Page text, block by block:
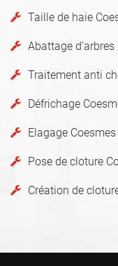
Taille de haie
Abattage
Traitement anti
Défrichage
Elagage
Pose de cloture
Création de